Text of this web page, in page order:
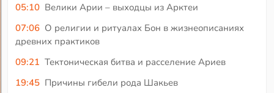
05:10 Велики Арии – выходцы из Арктеи
07:06 О религии и ритуалах Бон в жизнеописаниях
древних практиков
09:21 Тектоническая битва и расселение Ариев
19:45 Причины гибели рода Шакьев